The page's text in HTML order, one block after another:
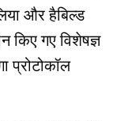
और हैबिल्ड
किए गए विशेषज्ञ
प्रोटोकॉल